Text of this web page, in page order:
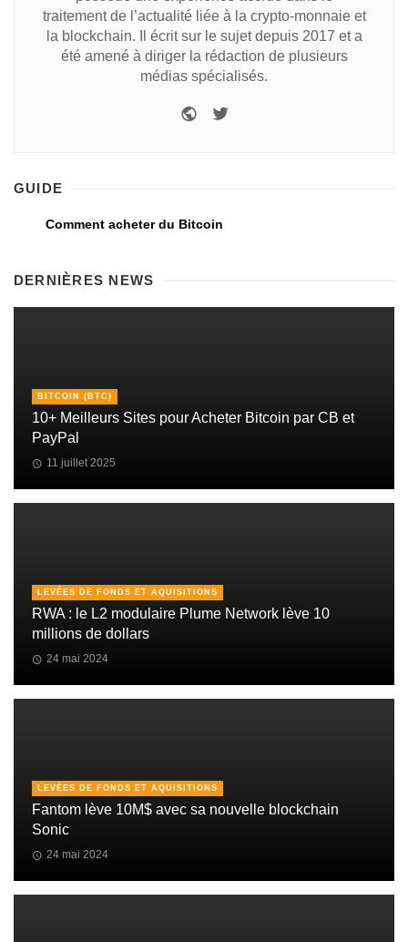
traitement de l’actualité liée à la crypto-monnaie et
la blockchain. Il écrit sur le sujet depuis 2017 et a
été amené à diriger la rédaction de plusieurs
médias spécialisés.
GUIDE
Comment acheter du Bitcoin
DERNIÈRES NEWS
BITCOIN (BTC)
10+ Meilleurs Sites pour Acheter Bitcoin par CB et
PayPal
11 juillet 2025
LEVÉES DE FONDS ET AQUISITIONS
RWA : le L2 modulaire Plume Network lève 10
millions de dollars
24 mai 2024
LEVÉES DE FONDS ET AQUISITIONS
Fantom lève 10M$ avec sa nouvelle blockchain
Sonic
24 mai 2024